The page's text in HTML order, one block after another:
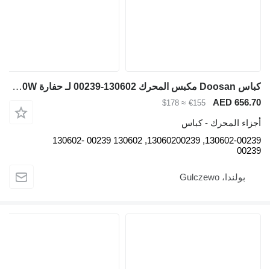
كباس Doosan مكبس المحرك 130602-00239 لـ حفارة Doosan DL200-3, DL200TC-3, DL220-3, DX150W
AED
€155
≈ $178
المحرك - كباس
130602-00239, 13060200239, 130602 00239 130602-